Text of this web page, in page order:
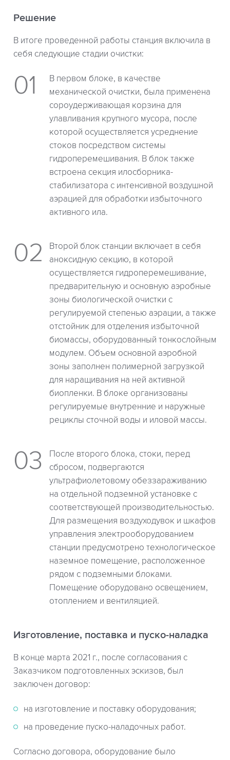
Решение
В итоге проведенной работы станция включила в
себя следующие стадии очистки:
В первом блоке, в качестве
механической очистки, была применена
сороудерживающая корзина для
улавливания крупного мусора, после
которой осуществляется усреднение
стоков посредством системы
гидроперемешивания. В блок также
встроена секция илосборника-
стабилизатора с интенсивной воздушной
аэрацией для обработки избыточного
активного ила.
Второй блок станции включает в себя
аноксидную секцию, в которой
осуществляется гидроперемешивание,
предварительную и основную аэробные
зоны биологической очистки с
регулируемой степенью аэрации, а также
отстойник для отделения избыточной
биомассы, оборудованный тонкослойным
модулем. Объем основной аэробной
зоны заполнен полимерной загрузкой
для наращивания на ней активной
биопленки. В блоке организованы
регулируемые внутренние и наружные
рециклы сточной воды и иловой массы.
После второго блока, стоки, перед
сбросом, подвергаются
ультрафиолетовому обеззараживанию
на отдельной подземной установке с
соответствующей производительностью.
Для размещения воздуходувок и шкафов
управления электрооборудованием
станции предусмотрено технологическое
наземное помещение, расположенное
рядом с подземными блоками.
Помещение оборудовано освещением,
отоплением и вентиляцией.
Изготовление, поставка и пуско-наладка
В конце марта 2021 г., после согласования с
Заказчиком подготовленных эскизов, был
заключен договор:
на изготовление и поставку оборудования;
на проведение пуско-наладочных работ.
Согласно договора, оборудование было